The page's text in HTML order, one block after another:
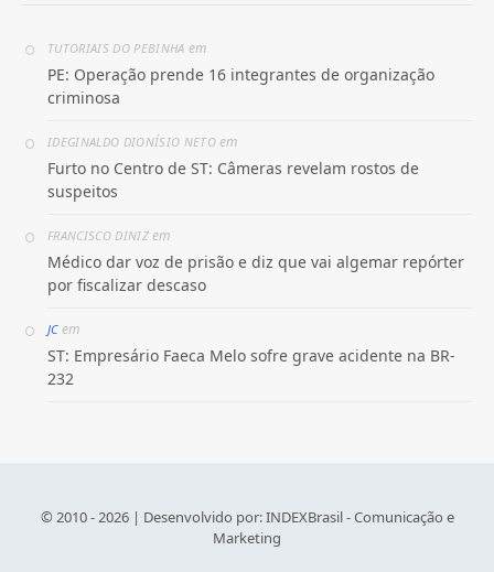
TUTORIAIS DO PEBINHA em
PE: Operação prende 16 integrantes de organização
criminosa
IDEGINALDO DIONÍSIO NETOem
Furto no Centro de ST: Câmeras revelam rostos de
suspeitos
FRANCISCO DINIZem
Médico dar voz de prisão e diz que vai algemar repórter
por fiscalizar descaso
JCem
ST: Empresário Faeca Melo sofre grave acidente na BR-
232
© 2010 - 2026 | Desenvolvido por:INDEXBrasil - Comunicação e
Marketing